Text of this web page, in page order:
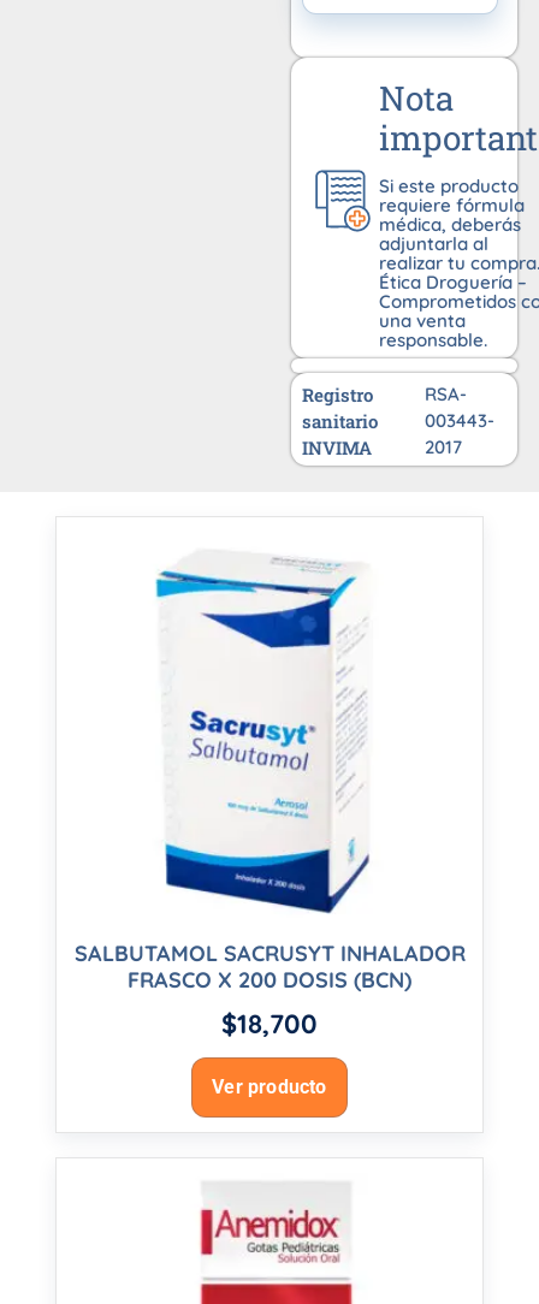
Nota
Si este producto
requiere fórmula
médica, deberás
adjuntarla al
realizar tu compra.
Ética Droguería –
Comprometidos
una venta
responsable.
Registro
sanitario
INVIMA
RSA-
003443-
2017
SALBUTAMOL SACRUSYT INHALADOR
FRASCO X 200 DOSIS (BCN)
$18,700
Ver producto